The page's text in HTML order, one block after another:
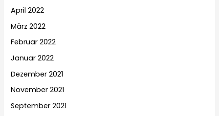
April 2022
März 2022
Februar 2022
Januar 2022
Dezember 2021
November 2021
September 2021